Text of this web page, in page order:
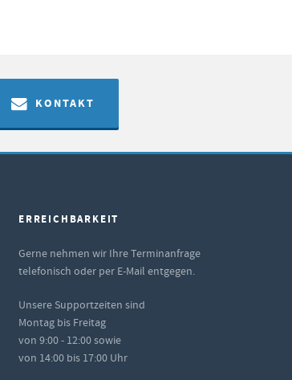
KONTAKT
ERREICHBARKEIT
Gerne nehmen wir Ihre Terminanfrage
telefonisch oder per E-Mail entgegen.
Unsere Supportzeiten sind
Montag bis Freitag
von 9:00 - 12:00 sowie
von 14:00 bis 17:00 Uhr